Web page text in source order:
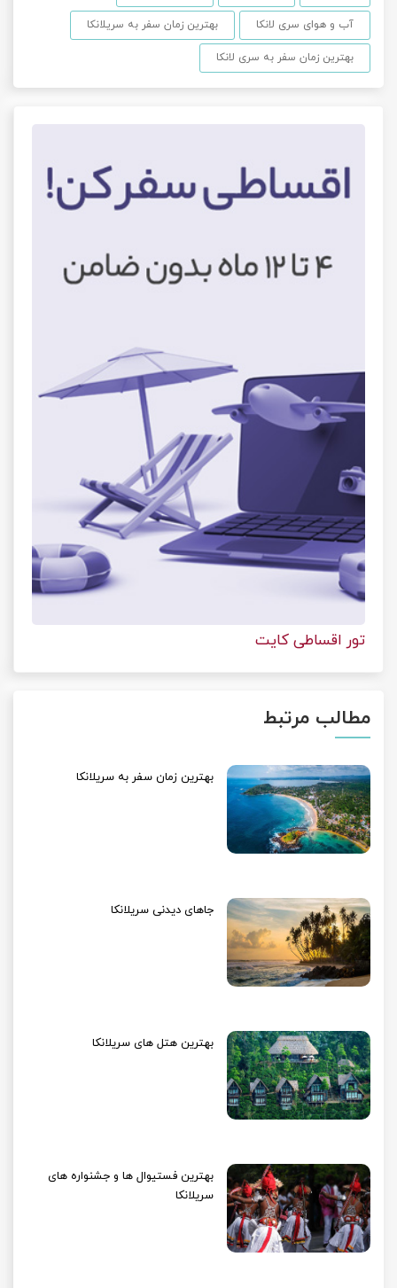
آب و هوای سری لانکا بهترین زمان سفر به سریلانکا
بهترین زمان سفر به سری لانکا
تور اقساطی کایت
مطالب مرتبط
بهترین زمان سفر به سریلانکا
جاهای دیدنی سریلانکا
بهترین هتل های سریلانکا
بهترین فستیوال ها و جشنواره های
سریلانکا